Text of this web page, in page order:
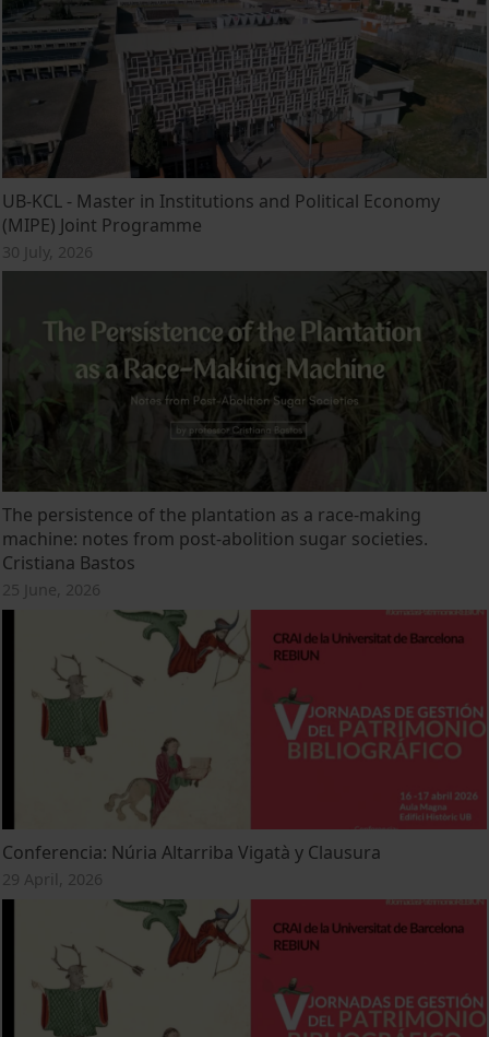
UB-KCL - Master in Institutions and Political Economy
(MIPE) Joint Programme
30 July, 2026
The persistence of the plantation as a race-making
machine: notes from post-abolition sugar societies.
Cristiana Bastos
25 June, 2026
Conferencia: Núria Altarriba Vigatà y Clausura
29 April, 2026